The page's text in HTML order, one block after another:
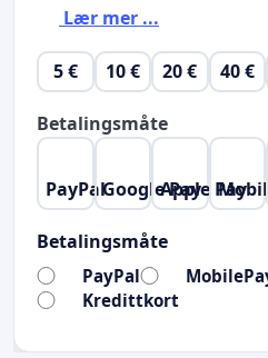
Lær mer ...
5 € 10 € 20 € 40 €
Betalingsmåte
PayPalGoogle PayApple Pay
Betalingsmåte
PayPal
Kredittkort